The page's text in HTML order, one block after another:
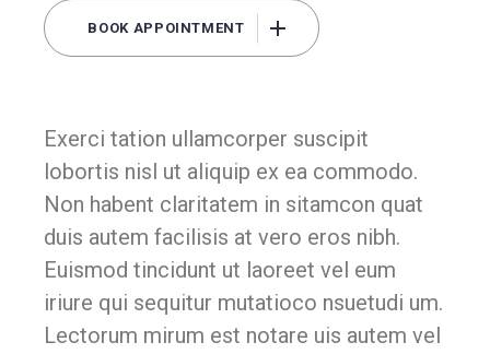
BOOK APPOINTMENT
Exerci tation ullamcorper suscipit
lobortis nisl ut aliquip ex ea commodo.
Non habent claritatem in sitamcon quat
duis autem facilisis at vero eros nibh.
Euismod tincidunt ut laoreet vel eum
iriure qui sequitur mutatioco nsuetudi um.
Lectorum mirum est notare uis autem vel